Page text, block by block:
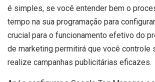
é simples, se você entender bem o
tempo na sua programação para
crucial para o funcionamento efetivo do
de marketing permitirá que você controle
realize campanhas publicitárias eficazes.